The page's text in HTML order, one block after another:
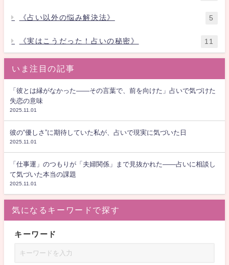
《占い以外の悩み解決法》 5
《実はこうだった！占いの秘密》 11
いま注目の記事
「彼とは縁がなかった――その言葉で、前を向けた」占いで気づけた
失恋の意味
2025.11.01
彼の“優しさ”に期待していた私が、占いで現実に気づいた日
2025.11.01
「仕事運」のつもりが「夫婦関係」まで見抜かれた――占いに相談し
て気づいた本当の課題
2025.11.01
気になるキーワードで探す
キーワード